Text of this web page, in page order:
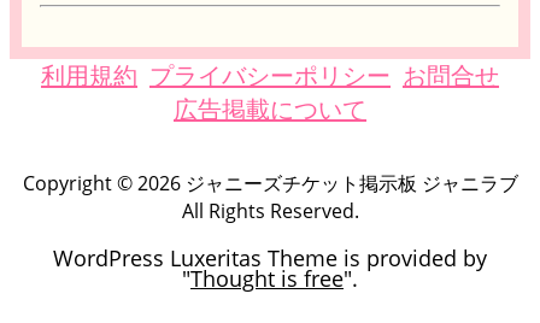
利用規約 プライバシーポリシー お問合せ
広告掲載について
Copyright ©2026 ジャニーズチケット掲示板 ジャニラブ
All Rights Reserved.
WordPress Luxeritas Theme is provided by
"Thought is free".